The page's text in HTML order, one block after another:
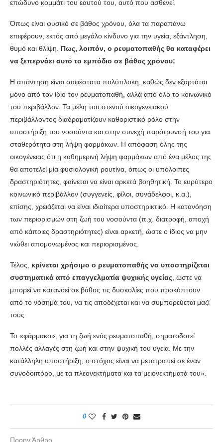
επώδυνο κομμάτι του εαυτού του, αυτό που ασθενεί.
Όπως είναι φυσικό σε βάθος χρόνου, όλα τα παραπάνω
επιφέρουν, εκτός από μεγάλο κίνδυνο για την υγεία, εξάντληση,
θυμό και θλίψη. Πως, λοιπόν, ο ρευματοπαθής θα καταφέρει
να ξεπερνάει αυτό το εμπόδιο σε βάθος χρόνου;
Η απάντηση είναι σαφέστατα πολύπλοκη, καθώς δεν εξαρτάται
μόνο από τον ίδιο τον ρευματοπαθή, αλλά από όλο το κοινωνικό
του περιβάλλον. Τα μέλη του στενού οικογενειακού
περιβάλλοντος διαδραματίζουν καθοριστικό ρόλο στην
υποστήριξη του νοσούντα και στην συνεχή παρότρυνσή του για
σταθερότητα στη λήψη φαρμάκων. Η απόφαση όλης της
οικογένειας ότι η καθημερινή λήψη φαρμάκων από ένα μέλος της
θα αποτελεί μία φυσιολογική ρουτίνα, όπως οι υπόλοιπες
δραστηριότητες, φαίνεται να είναι αρκετά βοηθητική. Το ευρύτερο
κοινωνικό περιβάλλον (συγγενείς, φίλοι, συνάδελφοι, κ.α.),
επίσης, χρειάζεται να είναι ιδιαίτερα υποστηρικτικό. Η κατανόηση
των περιορισμών στη ζωή του νοσούντα (π.χ. διατροφή, αποχή
από κάποιες δραστηριότητες) είναι αρκετή, ώστε ο ίδιος να μην
νιώθει απομονωμένος και περιορισμένος.
Τέλος, κρίνεται χρήσιμο ο ρευματοπαθής να υποστηρίζεται
συστηματικά από επαγγελματία ψυχικής υγείας, ώστε να
μπορεί να κατανοεί σε βάθος τις δυσκολίες που προκύπτουν
από το νόσημά του, να τις αποδέχεται και να συμπορεύεται μαζί
τους.
Το «φάρμακο», για τη ζωή ενός ρευματοπαθή, σηματοδοτεί
πολλές αλλαγές στη ζωή και στην ψυχική του υγεία. Με την
κατάλληλη υποστήριξη, ο στόχος είναι να μετατραπεί σε έναν
συνοδοιπόρο, με τα πλεονεκτήματα και τα μειονεκτήματά του».
0
Προηγ Άρθρο